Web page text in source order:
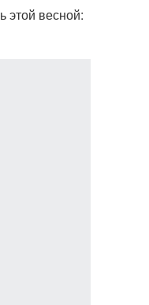
этой весной: